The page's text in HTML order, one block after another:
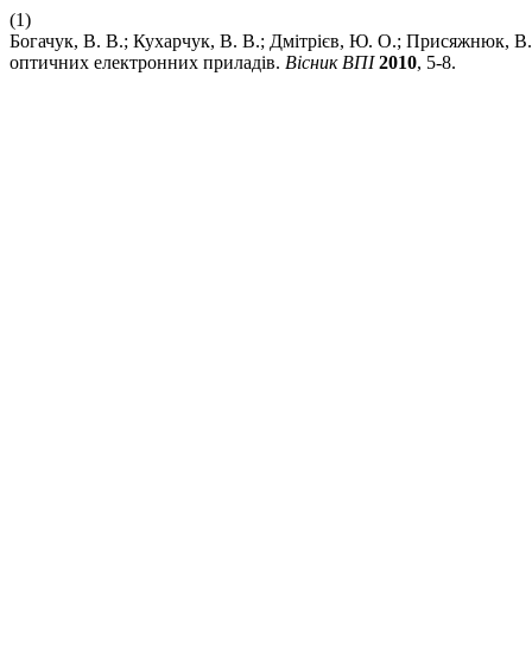
(1)
Богачук, В. В.; Кухарчук, В. В.; Дмітрієв, Ю. О.; Присяжнюк,
оптичних електронних приладів. Вісник ВПІ 2010, 5-8.